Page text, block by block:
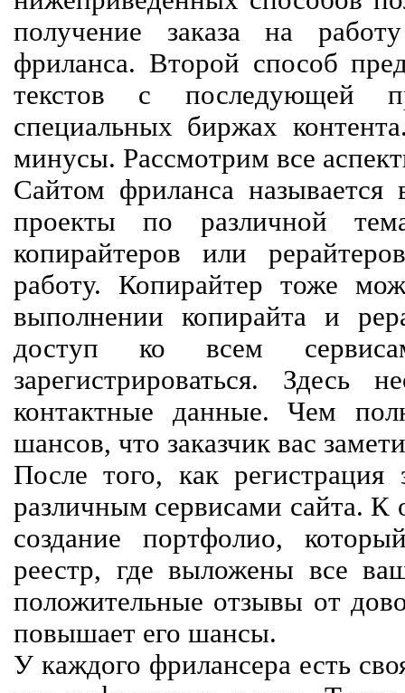
получение заказа на
фриланса. Второй способ
текстов с последующей
специальных биржах
минусы. Рассмотрим все
Сайтом фриланса называется
проекты по различной
копирайтеров или
работу. Копирайтер тоже
выполнении копирайта и
доступ ко всем
зарегистрироваться. Здесь
контактные данные. Чем
шансов, что заказчик вас
После того, как регистрация
различным сервисами сайта. К
создание портфолио,
реестр, где выложены все
положительные отзывы от
повышает его шансы.
У каждого фрилансера есть